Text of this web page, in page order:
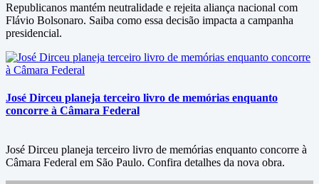
Republicanos mantém neutralidade e rejeita aliança nacional com
Flávio Bolsonaro. Saiba como essa decisão impacta a campanha
presidencial.
José Dirceu planeja terceiro livro de memórias enquanto
concorre à Câmara Federal
José Dirceu planeja terceiro livro de memórias enquanto concorre à
Câmara Federal em São Paulo. Confira detalhes da nova obra.